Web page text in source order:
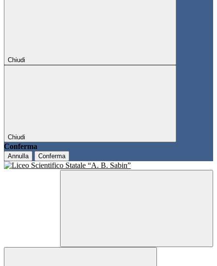
Chiudi
Chiudi
Conferma
Annulla Conferma